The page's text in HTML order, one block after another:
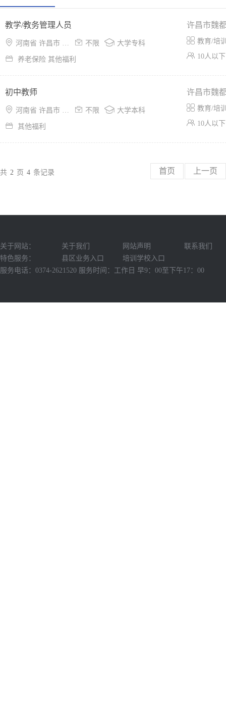
教学/教务管理人员
 河南省 许昌市 东城区  不限  大学专科
 养老保险 其他福利
许昌市魏
 教育/培
 10人以下
初中教师
 河南省 许昌市 东城区  不限  大学本科
 其他福利
许昌市魏
 教育/培
 10人以下
共 2 页 4 条记录 首页 上一页
关于网站： 关于我们 网站声明
联系我们
特色服务：
县区业务入口
培训学校入口
服务电话：0374-2621520 服务时间：工作日 早9：00至下午17：00